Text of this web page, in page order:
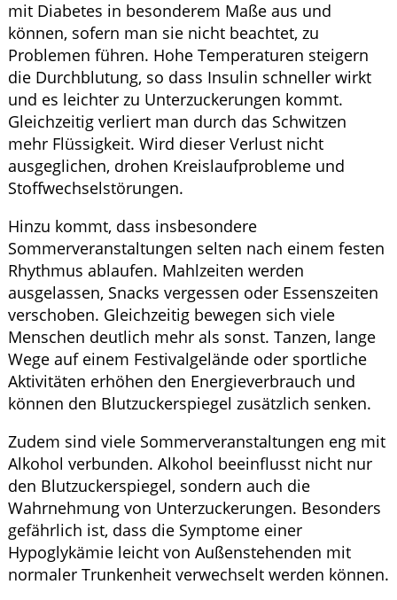
mit Diabetes in besonderem Maße aus und
können, sofern man sie nicht beachtet, zu
Problemen führen. Hohe Temperaturen steigern
die Durchblutung, so dass Insulin schneller wirkt
und es leichter zu Unterzuckerungen kommt.
Gleichzeitig verliert man durch das Schwitzen
mehr Flüssigkeit. Wird dieser Verlust nicht
ausgeglichen, drohen Kreislaufprobleme und
Stoffwechselstörungen.
Hinzu kommt, dass insbesondere
Sommerveranstaltungen selten nach einem festen
Rhythmus ablaufen. Mahlzeiten werden
ausgelassen, Snacks vergessen oder Essenszeiten
verschoben. Gleichzeitig bewegen sich viele
Menschen deutlich mehr als sonst. Tanzen, lange
Wege auf einem Festivalgelände oder sportliche
Aktivitäten erhöhen den Energieverbrauch und
können den Blutzuckerspiegel zusätzlich senken.
Zudem sind viele Sommerveranstaltungen eng mit
Alkohol verbunden. Alkohol beeinflusst nicht nur
den Blutzuckerspiegel, sondern auch die
Wahrnehmung von Unterzuckerungen. Besonders
gefährlich ist, dass die Symptome einer
Hypoglykämie leicht von Außenstehenden mit
normaler Trunkenheit verwechselt werden können.